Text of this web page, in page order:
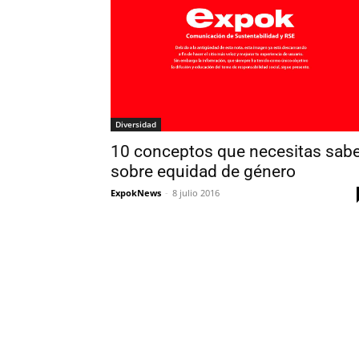
Diversidad
10 conceptos que necesitas
sobre equidad de género
ExpokNews - 8 julio 2016